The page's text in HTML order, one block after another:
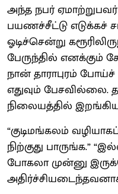
அந்த நபர்
பயணச்சீட்டு எடுக்கச்
ஓடிச்சென்று
பேருந்தில் எனக்கும்
நான் தாராபுரம்
எதுவும் பேசவில்லை.
நிலையத்தில்
“குடிமங்கலம்
நிற்குது பாருங்க.”
போகலா முன்னு